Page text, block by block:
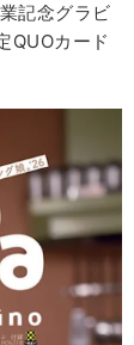
記念グラビ
QUOカード